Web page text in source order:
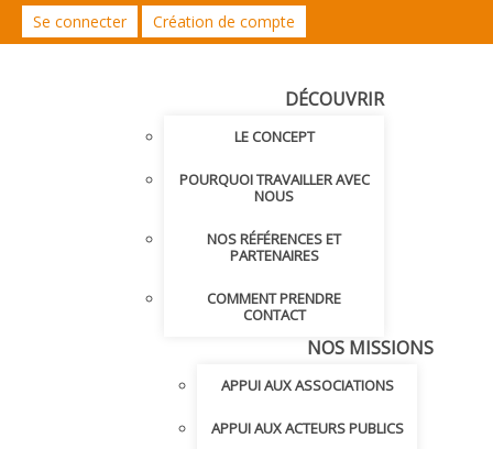
Se connecter Création de compte
DÉCOUVRIR
LE CONCEPT
POURQUOI TRAVAILLER AVEC
NOUS
NOS RÉFÉRENCES ET
PARTENAIRES
COMMENT PRENDRE
CONTACT
NOS MISSIONS
APPUI AUX ASSOCIATIONS
APPUI AUX ACTEURS PUBLICS